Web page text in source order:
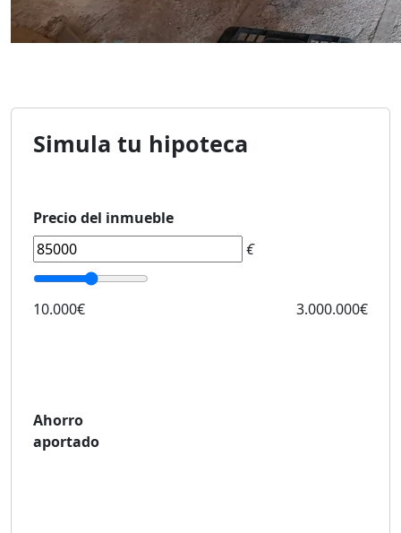
Simula tu hipoteca
Precio del inmueble
€
10.000€ 3.000.000€
Ahorro
aportado